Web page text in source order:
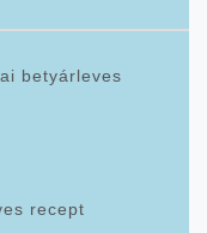
betyárleves
recept